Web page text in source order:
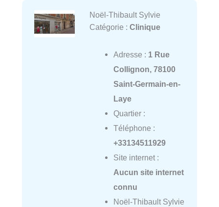
Noël-Thibault Sylvie
Catégorie : Clinique
Adresse : 1 Rue
Collignon, 78100
Saint-Germain-en-
Laye
Quartier :
Téléphone :
+33134511929
Site internet :
Aucun site internet
connu
Noël-Thibault Sylvie